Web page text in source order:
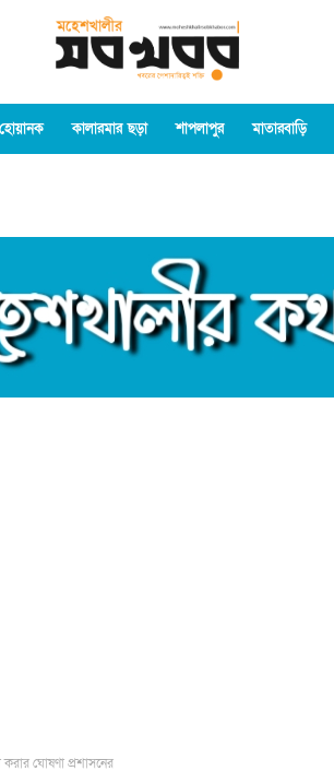
হোয়ানক কালারমার ছড়া শাপলাপুর মাতারবাড়ি
ঘোষণা প্রশাসনের